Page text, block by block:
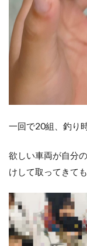
一回で20組、釣り
欲しい車両が自分
けして取ってきても